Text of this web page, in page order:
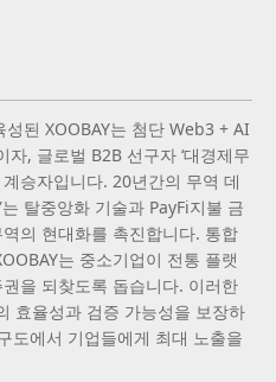
된 XOOBAY는 첨단 Web3 + AI
, 글로벌 B2B 선구자 ‘대경제무
승자입니다. 20년간의 무역 데
탈중앙화 기술과 PayFi지불 금
의 현대화를 촉진합니다. 통합
는 중소기업이 전통 플랫
을 되찾도록 돕습니다. 이러한
효율성과 검증 가능성을 보장하
도에서 기업들에게 최대 노출을